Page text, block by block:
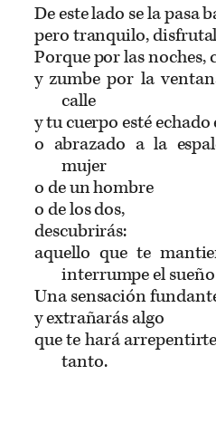
De este lado se la pasa
pero tranquilo,
Porque por las noches,
y zumbe por la
calle
y tu cuerpo esté
o abrazado a la
mujer
o de un hombre
o de los dos,
descubrirás:
aquello que te
interrumpe el
Una sensación
y extrañarás algo
que te hará
tanto.